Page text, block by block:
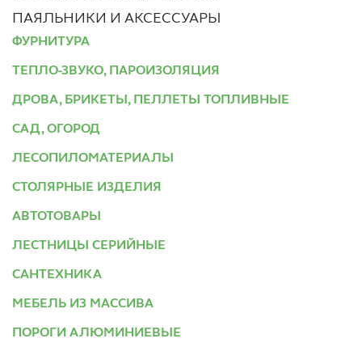
ПАЯЛЬНИКИ И АКСЕССУАРЫ
ФУРНИТУРА
ТЕПЛО-ЗВУКО, ПАРОИЗОЛЯЦИЯ
ДРОВА, БРИКЕТЫ, ПЕЛЛЕТЫ ТОПЛИВНЫЕ
САД, ОГОРОД
ЛЕСОПИЛОМАТЕРИАЛЫ
СТОЛЯРНЫЕ ИЗДЕЛИЯ
АВТОТОВАРЫ
ЛЕСТНИЦЫ СЕРИЙНЫЕ
САНТЕХНИКА
МЕБЕЛЬ ИЗ МАССИВА
ПОРОГИ АЛЮМИНИЕВЫЕ